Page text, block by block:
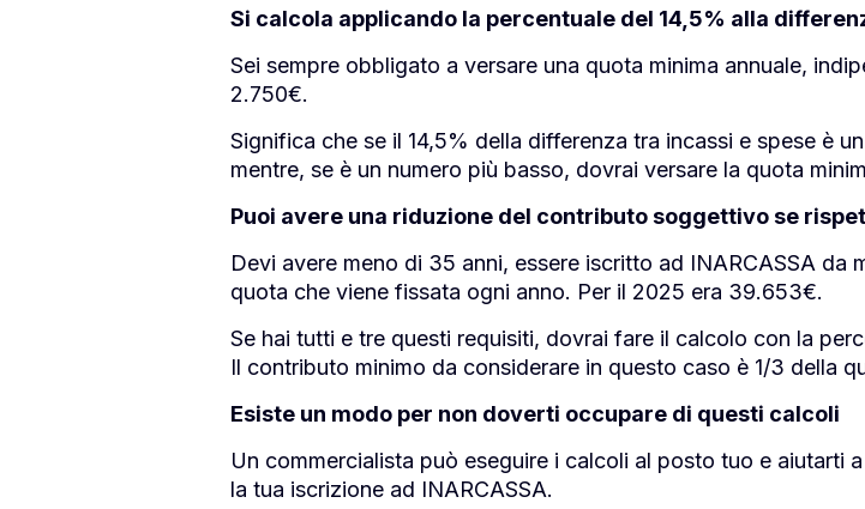
Si calcola applicando la percentuale del 14,5% alla
Sei sempre obbligato a versare una quota minima annuale,
2.750€.
Significa che se il 14,5% della differenza tra incassi e spese è
mentre, se è un numero più basso, dovrai versare la quota
Puoi avere una riduzione del contributo soggettivo se
Devi avere meno di 35 anni, essere iscritto ad INARCASSA da
quota che viene fissata ogni anno. Per il 2025 era 39.653€.
Se hai tutti e tre questi requisiti, dovrai fare il calcolo con la
Il contributo minimo da considerare in questo caso è 1/3 della
Esiste un modo per non doverti occupare di questi calcoli
Un commercialista può eseguire i calcoli al posto tuo e aiutarti
la tua iscrizione ad INARCASSA.